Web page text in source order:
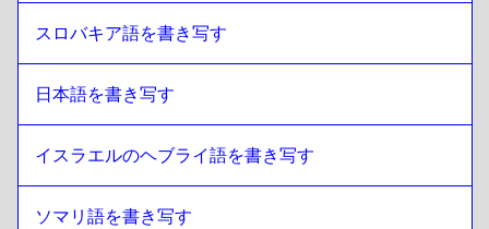
スロバキア語を書き写す
日本語を書き写す
イスラエルのヘブライ語を書き写す
ソマリ語を書き写す